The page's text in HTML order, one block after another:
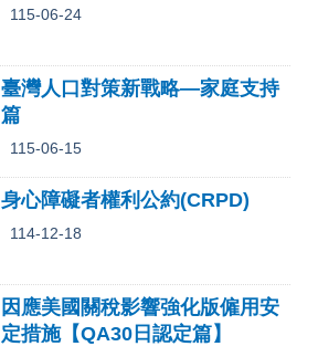
115-06-24
臺灣人口對策新戰略—家庭支持
篇
115-06-15
身心障礙者權利公約(CRPD)
114-12-18
因應美國關稅影響強化版僱用安
定措施【QA30日認定篇】